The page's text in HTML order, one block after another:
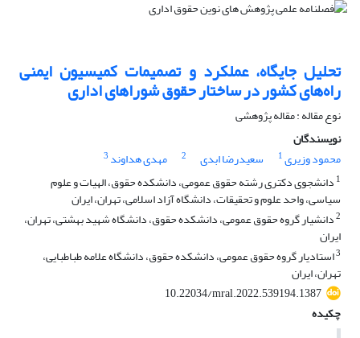
تحلیل جایگاه، عملکرد و تصمیمات کمیسیون ایمنی
راه‌های کشور در ساختار حقوق شوراهای اداری
نوع مقاله : مقاله پژوهشی
نویسندگان
محمود وزیری1 سعیدرضا ابدی 2 مهدی هداوند 3
1 دانشجوی دکتری رشته حقوق عمومی، دانشکده حقوق، الهیات و علوم
سیاسی، واحد علوم و تحقیقات، دانشگاه آزاد اسلامی، تهران، ایران
2دانشیار گروه حقوق عمومی، دانشکده حقوق، دانشگاه شهید بهشتی، تهران،
ایران
3استادیار گروه حقوق عمومی، دانشکده حقوق، دانشگاه علامه طباطبایی،
تهران، ایران
10.22034/mral.2022.539194.1387
چکیده